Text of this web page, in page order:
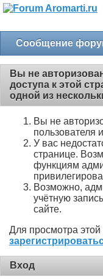
Сообщение
Вы не
доступа к этой
одной из
Вы не
пользователя
У вас
странице.
функциям
Возможно,
учётную
сайте.
Для просмотра
Вход